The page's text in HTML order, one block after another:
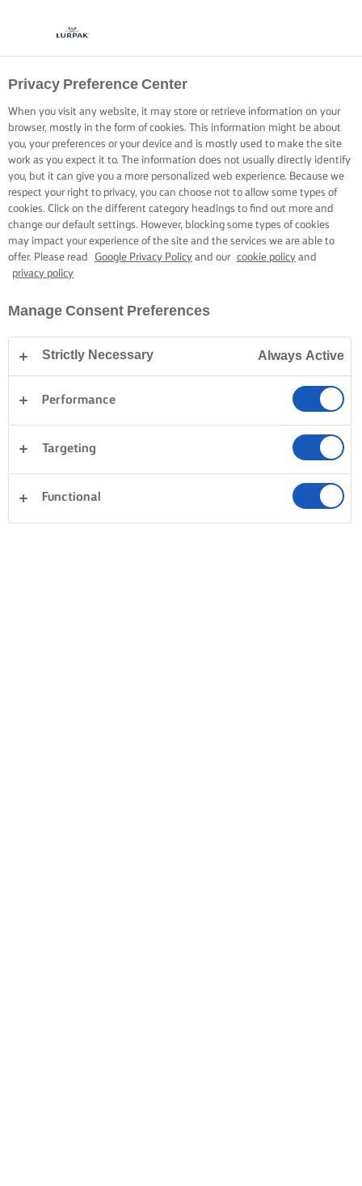
Privacy Preference Center
When you visit any website, it may store or retrieve information on your
browser, mostly in the form of cookies. This information might be about
you, your preferences or your device and is mostly used to make the site
work as you expect it to. The information does not usually directly identify
you, but it can give you a more personalized web experience. Because we
respect your right to privacy, you can choose not to allow some types of
cookies. Click on the different category headings to find out more and
change our default settings. However, blocking some types of cookies
may impact your experience of the site and the services we are able to
offer. Please read
Google Privacy Policy and our cookie policy and
privacy policy
Manage Consent Preferences
Strictly Necessary Always Active
Performance
Targeting
Functional